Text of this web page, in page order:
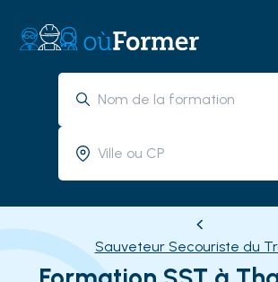
Sauveteur Secouriste du